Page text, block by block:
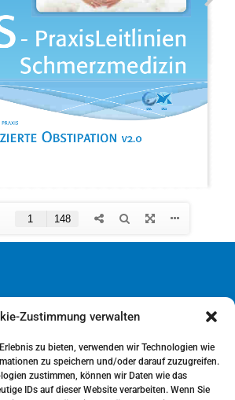
Zustimmung verwalten
zu bieten, verwenden wir Technologien wie
zu speichern und/oder darauf zuzugreifen.
zustimmen, können wir Daten wie das
IDs auf dieser Website verarbeiten. Wenn Sie